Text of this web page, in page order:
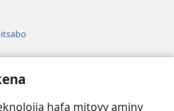
hafa mitovy aminy